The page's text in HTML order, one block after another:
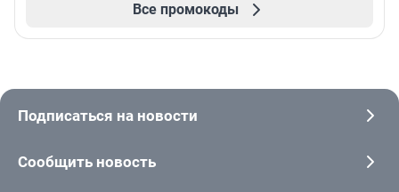
Все промокоды
Подписаться на новости
Сообщить новость